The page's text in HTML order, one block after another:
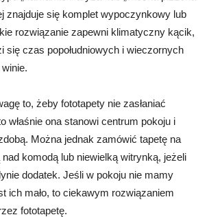
znajduje się komplet wypoczynkowy lub
rozwiązanie zapewni klimatyczny kącik,
się czas popołudniowych i wieczornych
to, żeby fototapety nie zasłaniać
właśnie ona stanowi centrum pokoju i
Można jednak zamówić tapetę na
komodą lub niewielką witrynką, jeżeli
dodatek. Jeśli w pokoju nie mamy
ich mało, to ciekawym rozwiązaniem
fototapetę.